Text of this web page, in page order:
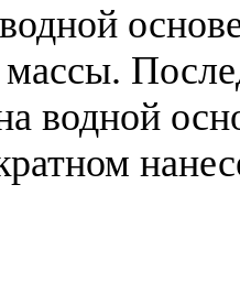
водной